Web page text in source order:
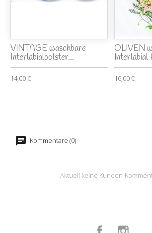
VINTAGE waschbare
Interlabialpolster...
14,00 €
OLIVEN
Interlabial
16,00 €
Kommentare (0)
Aktuell keine Kunden-
Facebook